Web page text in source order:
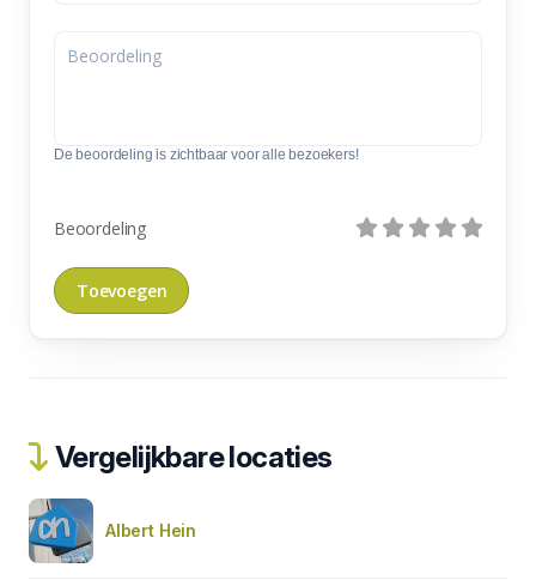
De beoordeling is zichtbaar voor alle bezoekers!
Beoordeling
Vergelijkbare locaties
Albert Hein